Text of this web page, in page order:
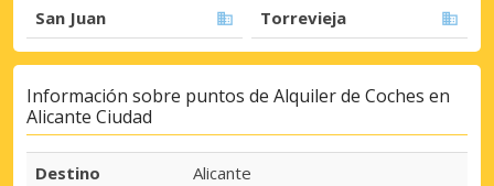
San Juan
Torrevieja
Información sobre puntos de Alquiler de Coches en
Alicante Ciudad
Destino
Alicante